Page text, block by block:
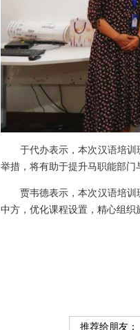
于代办表示，本次汉语培
举措，将有助于提升马职能部门
贾韦德表示，本次汉语培
中方，优化课程设置，精心组织
推荐给朋友：